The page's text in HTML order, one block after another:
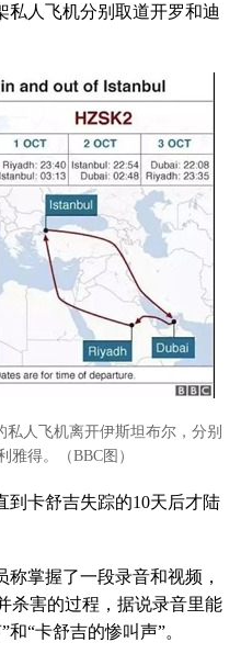
私人飞机分别取道开罗和迪
私人飞机离开伊斯坦布尔，分别
雅得。（BBC图）
到卡舒吉失踪的10天后才陆
称掌握了一段录音和视频，
杀害的过程，据说录音里能
“卡舒吉的惨叫声”。